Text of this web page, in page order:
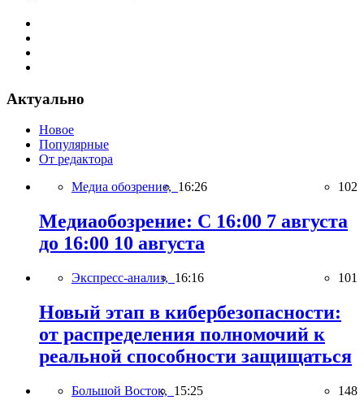
Актуально
Новое
Популярные
От редактора
Медиа обозрение, 16:26 102
Медиаобозрение: С 16:00 7 августа
до 16:00 10 августа
Экспресс-анализ, 16:16 101
Новый этап в кибербезопасности:
от распределения полномочий к
реальной способности защищаться
Большой Восток, 15:25 148